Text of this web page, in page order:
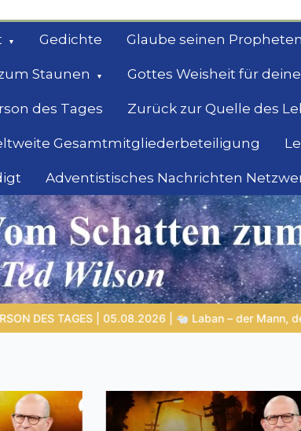
Gedichte Glaube seinen Propheten
Staunen Gottes Weisheit für
des Tages Zurück zur Quelle des
Gesamtmitgliederbeteiligung
Adventistisches Nachrichten
der andere überlistete und selbst Gottes Grenzen